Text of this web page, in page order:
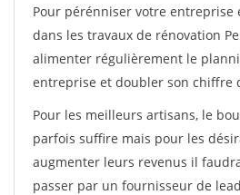
Pour pérénniser votre entreprise
dans les travaux de rénovation
alimenter régulièrement le
entreprise et doubler son chiffre
Pour les meilleurs artisans, le
parfois suffire mais pour les
augmenter leurs revenus il
passer par un fournisseur de